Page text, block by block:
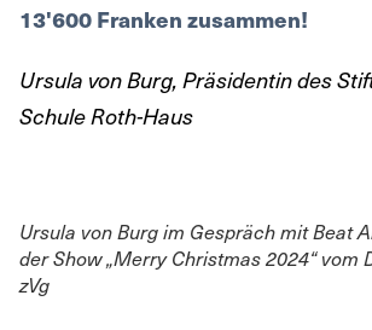
13'600 Franken zusammen!
Ursula von Burg, Präsidentin des
Schule Roth-Haus
Ursula von Burg im Gespräch mit Beat
der Show „Merry Christmas 2024“ vom
zVg